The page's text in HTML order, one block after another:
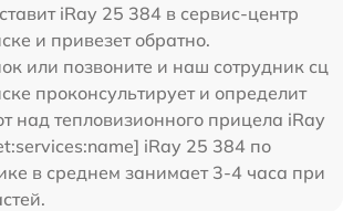
iRay 25 384 в сервис-центр
и привезет обратно.
или позвоните и наш сотрудник сц
проконсультирует и определит
над тепловизионного прицела iRay
iRay 25 384 по
в среднем занимает 3-4 часа при